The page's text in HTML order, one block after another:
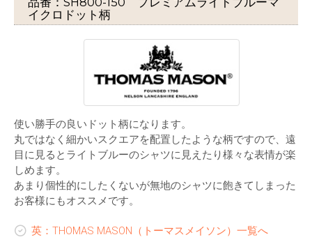
イクロドット柄
使い勝手の良いドット柄になります。
丸ではなく細かいスクエアを配置したような柄ですので、遠
目に見るとライトブルーのシャツに見えたり様々な表情が楽
しめます。
あまり個性的にしたくないが無地のシャツに飽きてしまった
お客様にもオススメです。
英：THOMAS MASON（トーマスメイソン）一覧へ